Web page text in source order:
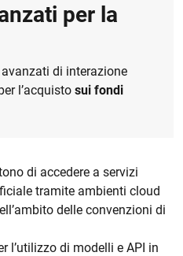
per la
di interazione
l’acquisto sui fondi
di accedere a servizi
tramite ambienti cloud
delle convenzioni di
l’utilizzo di modelli e API in